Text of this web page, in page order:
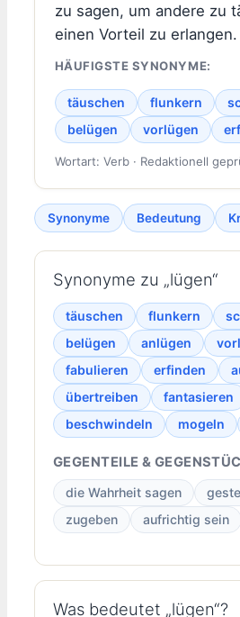
zu sagen, um andere zu
einen Vorteil zu erlangen.
HÄUFIGSTE SYNONYME:
täuschen flunkern
belügen
vorlügen
Wortart: Verb · Redaktionell
Synonyme Bedeutung
Synonyme zu „lügen“
täuschen flunkern
belügen
anlügen
fabulieren
erfinden
übertreiben
fantasieren
beschwindeln
mogeln
GEGENTEILE &
die Wahrheit sagen
zugeben
aufrichtig sein
Was bedeutet „lügen“?